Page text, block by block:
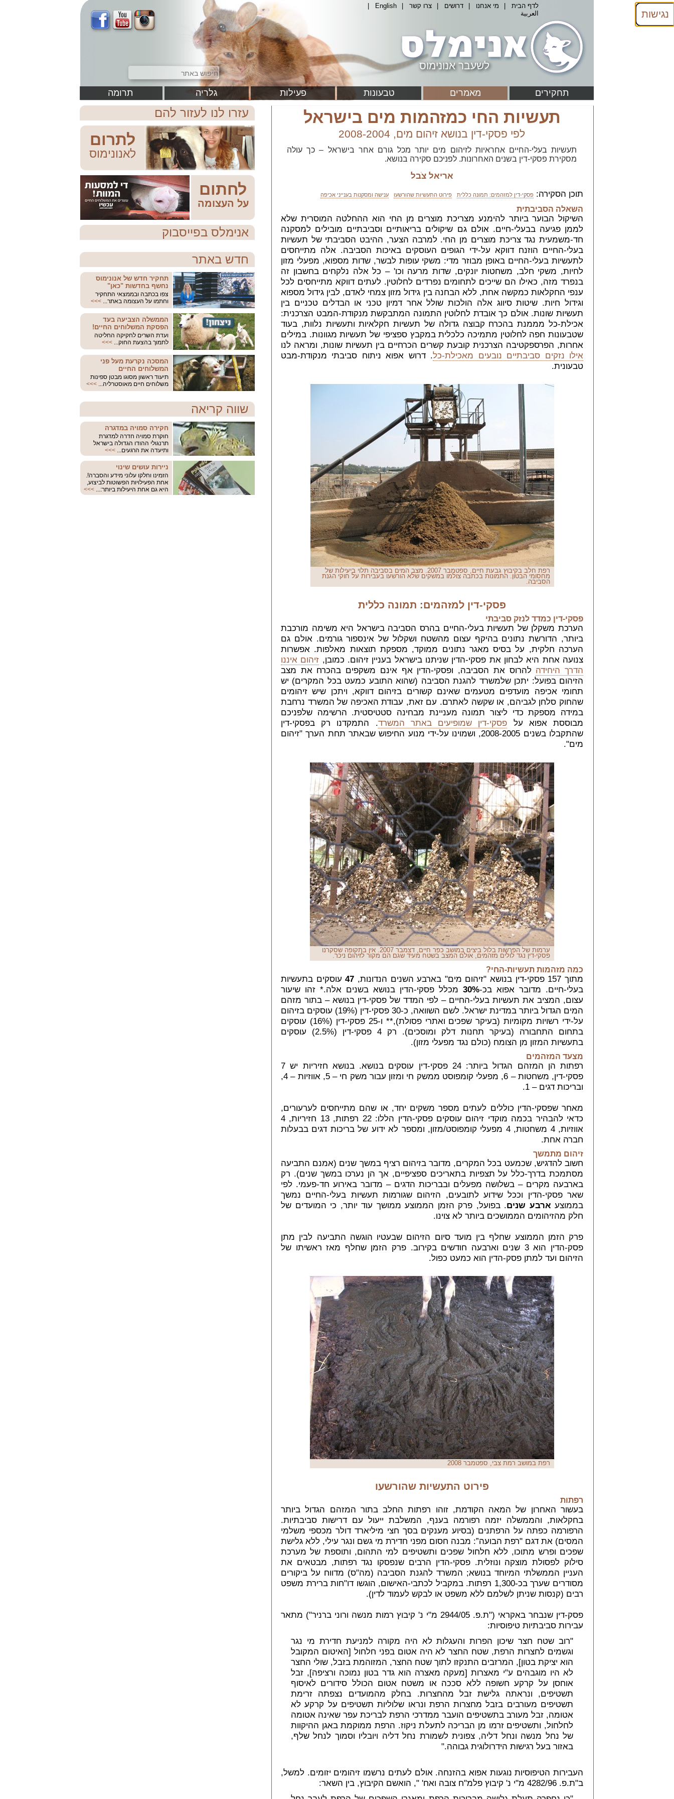
נגישות
תחקירים מאמרים טבעונות פעילות גלריה תרומה
לשעבר אנונימוס
לדף הבית מי אנחנו דרושים צרו קשר English
العربية
תעשיות החי כמזהמות מים בישראל
לפי פסקי-דין בנושא זיהום מים, 2008-2004
תעשיות בעלי-החיים אחראיות לזיהום מים יותר מכל גורם אחר בישראל – כך עולה
מסקירת פסקי-דין בשנים האחרונות. לפניכם סקירה בנושא.
אריאל צֹבל
תוכן הסקירה: פסקי-דין למזהמים: תמונה כללית פירוט התעשיות שהורשעו ענישה ומסקנות בענייני אכיפה
השאלה הסביבתית
השיקול הבוער ביותר להימנע מצריכת מוצרים מן החי הוא ההחלטה המוסרית שלא
לממן פגיעה בבעלי-חיים. אולם גם שיקולים בריאותיים וסביבתיים מובילים למסקנה
חד-משמעית נגד צריכת מוצרים מן החי. למרבה הצער, ההיבט הסביבתי של תעשיות
בעלי-החיים הוזנח דווקא על-ידי הגופים העוסקים באיכות הסביבה. אלה מתייחסים
לתעשיות בעלי-החיים באופן מבוזר מדי: משקי עופות לבשר, שדות מספוא, מפעלי מזון
לחיות, משקי חלב, משחטות יונקים, שדות מרעה וכו' – כל אלה נלקחים בחשבון זה
בנפרד מזה, כאילו הם שייכים לתחומים נפרדים לחלוטין. לעתים דווקא מתייחסים לכל
ענפי החקלאות כמקשה אחת, ללא הבחנה בין גידול מזון צמחי לאדם, לבין גידול מספוא
וגידול חיות. שיטות סיווג אלה הולכות שולל אחר דמיון טכני או הבדלים טכניים בין
תעשיות שונות. אולם כך אובדת לחלוטין התמונה המתבקשת מנקודת-המבט הצרכנית:
אכילת-כל מממנת בהכרח קבוצה גדולה של תעשיות חקלאיות ותעשיות נלוות, בעוד
שטבעונות חפה לחלוטין מתמיכה כלכלית במקבץ ספציפי של תעשיות מגוונות. במילים
אחרות, הפרספקטיבה הצרכנית קובעת קשרים הכרחיים בין תעשיות שונות, ומראה לנו
אילו נזקים סביבתיים נובעים מאכילת-כל. דרוש אפוא ניתוח סביבתי מנקודת-מבט
טבעונית.
רפת חלב בקיבוץ גבעת חיים, ספטמבר 2007. מצב המים בסביבה תלוי ביעילות של
מחסומי הבטון. התמונות בכתבה צולמו במשקים שלא הורשעו בעבירות על חוקי הגנת
הסביבה.
פסקי-דין למזהמים: תמונה כללית
פסקי-דין כמדד לנזק סביבתי
הערכת משקלן של תעשיות בעלי-החיים בהרס הסביבה בישראל היא משימה מורכבת
ביותר, הדורשת נתונים בהיקף עצום מהשטח ושקלול של אינספור גורמים. אולם גם
הערכה חלקית, על בסיס מאגר נתונים ממוקד, מספקת תוצאות מאלפות. אפשרות
צנועה אחת היא לבחון את פסקי-הדין שניתנו בישראל בעניין זיהום. כמובן, זיהום איננו
הדרך היחידה להרוס את הסביבה, ופסקי-הדין אף אינם משקפים בהכרח את מצב
הזיהום בפועל: יתכן שלמשרד להגנת הסביבה (שהוא התובע כמעט בכל המקרים) יש
תחומי אכיפה מועדפים מטעמים שאינם קשורים בזיהום דווקא, ויתכן שיש זיהומים
שהחוק סלחן לגביהם, או שקשה לאתרם. עם זאת, עבודת האכיפה של המשרד נרחבת
במידה מספקת כדי ליצור תמונה מעניינת מבחינה סטטיסטית. הרשימה שלפניכם
מבוססת אפוא על פסקי-דין שמופיעים באתר המשרד. התמקדנו רק בפסקי-דין
שהתקבלו בשנים 2008-2005, ושמוינו על-ידי מנוע החיפוש שבאתר תחת הערך "זיהום
מים".
ערמות של הפרשות בלול ביצים במושב כפר חיים, דצמבר 2007. אין בתקופה שסקרנו
פסקי-דין נגד לולים מזהמים, אולם המצב בשטח מעיד שגם הם מקור לזיהום ניכר.
כמה מזהמות תעשיות-החי?
מתוך 157 פסקי-דין בנושא "זיהום מים" בארבע השנים הנדונות, 47עוסקים בתעשיות
בעלי-חיים. מדובר אפוא בכ-30% מכלל פסקי-הדין בנושא בשנים אלה.* זהו שיעור
עצום, המציב את תעשיות בעלי-החיים – לפי המדד של פסקי-דין בנושא – בתור מזהם
המים הגדול ביותר במדינת ישראל. לשם השוואה, כ-30 פסקי-דין (19%) עוסקים בזיהום
על-ידי רשויות מקומיות (בעיקר שפכים ואתרי פסולת),** ו-25 פסקי-דין (16%) עוסקים
בתחום התחבורה (בעיקר תחנות דלק ומוסכים). רק 4 פסקי-דין (2.5%) עוסקים
בתעשיות המזון מן הצומח (כולם נגד מפעלי מזון).
מצעד המזהמים
רפתות הן המזהם הגדול ביותר: 24 פסקי-דין עוסקים בנושא. בנושא חזיריות יש 7
פסקי-דין, משחטות – 6, מפעלי קומפוסט ממשק חי ומזון עבור משק חי – 5, אווזיות – 4,
ובריכות דגים – 1.
מאחר שפסקי-הדין כוללים לעתים מספר משקים יחד, או שהם מתייחסים לערעורים,
כדאי להבהיר בכמה מוקדי זיהום עוסקים פסקי-הדין הללו: 22 רפתות, 13 חזיריות, 4
אווזיות, 4 משחטות, 4 מפעלי קומפוסט/מזון, ומספר לא ידוע של בריכות דגים בבעלות
חברה אחת.
זיהום מתמשך
חשוב להדגיש, שכמעט בכל המקרים, מדובר בזיהום רציף במשך שנים (אמנם התביעה
מסתמכת בדרך-כלל על תצפיות בתאריכים ספציפיים, אך הן נערכו במשך שנים). רק
בארבעה מקרים – בשלושה מפעלים ובבריכות הדגים – מדובר באירוע חד-פעמי. לפי
שאר פסקי-הדין וככל שידוע לתובעים, הזיהום שגורמות תעשיות בעלי-החיים נמשך
בממוצע ארבע שנים. בפועל, פרק הזמן הממוצע ממושך עוד יותר, כי המועדים של
חלק מהזיהומים הממושכים ביותר לא צוינו.
פרק הזמן הממוצע שחלף בין מועד סיום הזיהום שבעטיו הוגשה התביעה לבין מתן
פסק-הדין הוא 3 שנים וארבעה חודשים בקירוב. פרק הזמן שחלף מאז ראשיתו של
הזיהום ועד למתן פסק-הדין הוא כמעט כפול.
רפת במושב רמת צבי, ספטמבר 2008
פירוט התעשיות שהורשעו
רפתות
בעשור האחרון של המאה הקודמת, זוהו רפתות החלב בתור המזהם הגדול ביותר
בחקלאות, והממשלה יזמה רפורמה בענף, המשלבת ייעול עם דרישות סביבתיות.
הרפורמה כפתה על הרפתנים (בסיוע מענקים בסך חצי מיליארד דולר מכספי משלמי
המסים) את דגם "רפת הבועה”: מבנה חסום מפני חדירת מי גשם ונגר עילי, ללא גלישת
שפכים ופרש מתוכו, ללא חלחול שפכים ותשטיפים למי התהום, ותוספת של מערכת
סילוק לפסולת מוצקה ונוזלית. פסקי-הדין הרבים שנפסקו נגד רפתות, מבטאים את
העניין הממשלתי המיוחד בנושא; המשרד להגנת הסביבה (מה"ס) מדווח על ביקורים
מסודרים שערך בכ-1,300 רפתות. במקביל לכתבי-האישום, הוגשו דו"חות ברירת משפט
רבים (קנסות שניתן לשלמם ללא משפט או לבקש לעמוד לדין).
פסק-דין שנבחר באקראי ("ת.פ. 2944/05 מ"י נ' קיבוץ רמות מנשה ורוני ברניר") מתאר
עבירות סביבתיות טיפוסיות:
"רוב שטח חצר שיכון הפרות והעגלות לא היה מקורה למניעת חדירת מי נגר
וגשמים לחצרות הרפת, שטח החצר לא היה אטום בפני חלחול [האיטום המקובל
הוא יציקת בטון], המרזבים התנקזו לתוך שטח החצר, המזוהמת בזבל, שולי החצר
לא היו מוגבהים ע"י מאצרות [מעקה מאצרה הוא גדר בטון נמוכה ורציפה], זבל
אוחסן על קרקע חשופה ללא סככה או משטח אטום הכולל סידורים לאיסוף
תשטיפים, ונראתה גלישת זבל מהחצרות. בחלק מהמועדים נצפתה זרימת
תשטיפים מעורבים בזבל מחצרות הרפת ונראו שלוליות תשטיפים על קרקע לא
אטומה, זבל מעורב בתשטיפים הועבר ממדרכי הרפת לבריכת עפר שאינה אטומה
לחלחול, ותשטיפים זרמו מן הבריכה לתעלת ניקוז. הרפת ממוקמת באגן ההיקוות
של נחל מנשה ונחל דליה, צפונית לשמורת נחל דליה ויובליו וסמוך לנחל שלף,
באזור בעל רגישות הידרולוגית גבוהה."
העבירות הטיפוסיות נוגעות אפוא בהזנחה. אולם לעתים נרשמו זיהומים יזומים. למשל,
ב"ת.פ. 4282/96 מ"י נ' קיבוץ פלמ"ח צובה ואח' ", הואשם הקיבוץ, בין השאר:
עזרו לנו לעזור להם
לתרום
לאנונימוס
לחתום
על העצומה
אנימלס בפייסבוק
חדש באתר
תחקיר חדש של אנונימוס
נחשף בחדשות "כאן"
צפו בכתבה ובממצאי התחקיר
וחתמו על העצומה באתר... >>>
הממשלה הצביעה בעד
הפסקת המשלוחים החיים!
ועדת השרים לחקיקה החליטה
לתמוך בהצעת החוק... >>>
המסכה נקרעת מעל פני
המשלוחים החיים
תיעוד ראשון מסוגו מבטן ספינות
משלוחים חיים מאוסטרליה... >>>
שווה קריאה
חקירה סמויה במדגרה
חוקרת סמויה חדרה למדגרת
תרנגולי ההודו הגדולה בישראל
ותיעדה את הרגעים... >>>
ניירות עושים שינוי
הזמינו וחלקו עלוני מידע והסברה!.
אחת הפעילויות הפשוטות לביצוע,
היא גם אחת היעילות ביותר:... >>>